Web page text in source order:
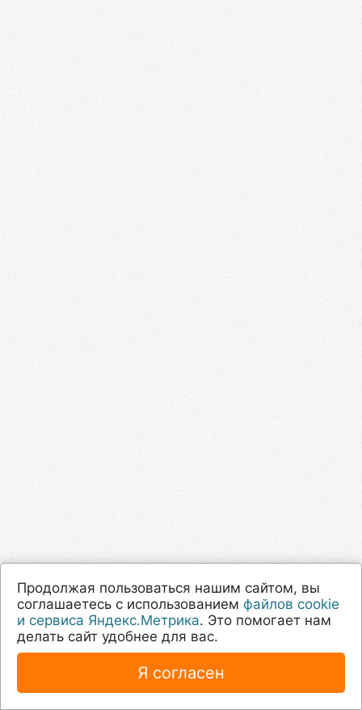
Продолжая пользоваться нашим сайтом, вы
соглашаетесь с использованием файлов cookie
и сервиса Яндекс.Метрика. Это помогает нам
делать сайт удобнее для вас.
Я согласен